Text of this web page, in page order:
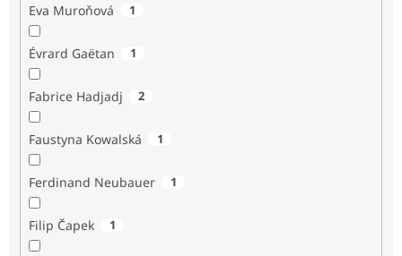
Eva Muroňová 1
Évrard Gaëtan 1
Fabrice Hadjadj 2
Faustyna Kowalská 1
Ferdinand Neubauer 1
Filip Čapek 1